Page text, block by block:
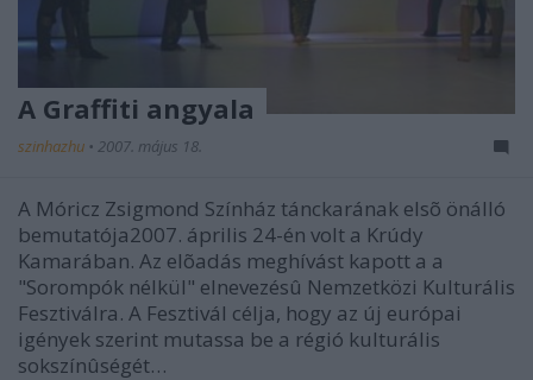
A Graffiti angyala
szinhazhu • 2007. május 18.
A Móricz Zsigmond Színház tánckarának elsõ önálló
bemutatója2007. április 24-én volt a Krúdy
Kamarában. Az elõadás meghívást kapott a a
"Sorompók nélkül" elnevezésû Nemzetközi Kulturális
Fesztiválra. A Fesztivál célja, hogy az új európai
igények szerint mutassa be a régió kulturális
sokszínûségét…